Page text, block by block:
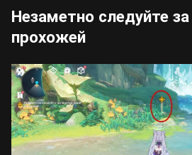
Незаметно следуйте
прохожей